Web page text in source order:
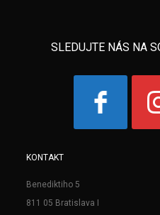
SLEDUJTE NÁS NA
KONTAKT
Benediktiho 5
811 05 Bratislava I